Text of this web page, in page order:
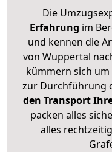
Die
Erfahrung im
und kennen die
von Wuppertal
kümmern sich um
zur Durchführung
den Transport
packen alles
alles